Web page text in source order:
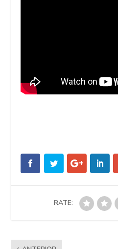
RATE: